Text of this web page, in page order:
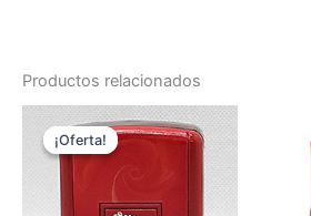
Productos relacionados
¡Oferta!
¡Oferta!
El
precio
original
16,93€.
El
precio
Este
producto
múltiples